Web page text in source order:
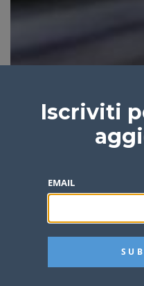
Iscriviti
EMAIL